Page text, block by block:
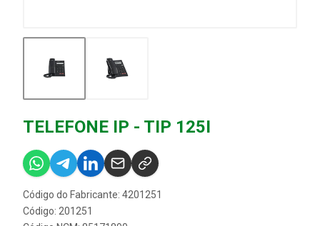
TELEFONE IP - TIP 125I
Código do Fabricante: 4201251
Código: 201251